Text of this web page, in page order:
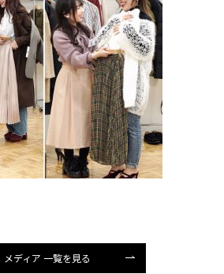
メディア 一覧を見る